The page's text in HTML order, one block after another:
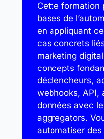
Cette formation
bases de
en appliquant
cas concrets
marketing
concepts
déclencheurs,
webhooks, API,
données avec
aggregators.
automatiser